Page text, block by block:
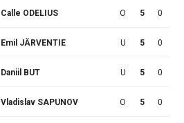
Calle ODELIUS O 5 0
Emil JÄRVENTIE U 5 0
Daniil BUT U 5 0
Vladislav SAPUNOV O 5 0